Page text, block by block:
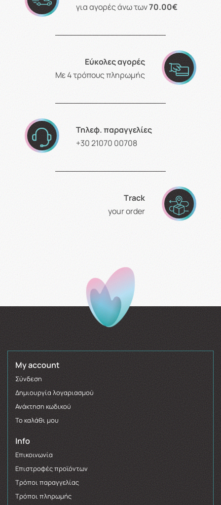
για αγορές άνω των70.00€
Εύκολες αγορές
Με 4 τρόπους πληρωμής
Τηλεφ. παραγγελίες
+30 21070 00708
Τrack
your order
My account
Σύνδεση
Δημιουργία λογαριασμού
Ανάκτηση κωδικού
Το καλάθι μου
Info
Επικοινωνία
Επιστροφές προϊόντων
Τρόποι παραγγελίας
Τρόποι πληρωμής